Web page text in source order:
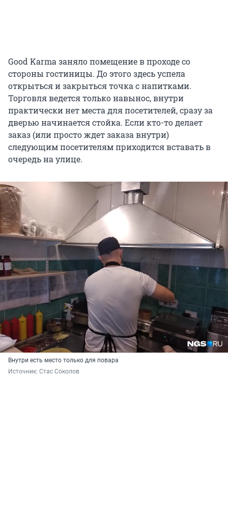
Good Karma заняло помещение в проходе со
стороны гостиницы. До этого здесь успела
открыться и закрыться точка с напитками.
Торговля ведется только навынос, внутри
практически нет места для посетителей, сразу за
дверью начинается стойка. Если кто-то делает
заказ (или просто ждет заказа внутри)
следующим посетителям приходится вставать в
очередь на улице.
Внутри есть место только для повара
Источник: Стас Соколов